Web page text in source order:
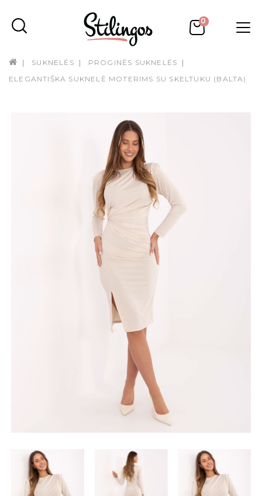
0
SUKNELĖS
PROGINĖS SUKNELĖS
ELEGANTIŠKA SUKNELĖ MOTERIMS SU SKELTUKU (BALTA)